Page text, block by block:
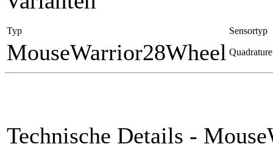
Typ Sensortyp
MouseWarrior28Wheel Quadrature
Technische Details -